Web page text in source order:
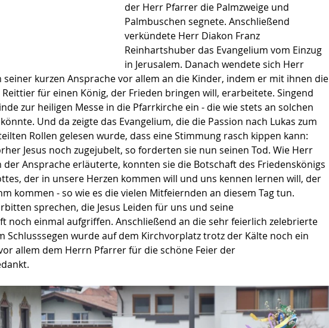
der Herr Pfarrer die Palmzweige und
Palmbuschen segnete. Anschließend
verkündete Herr Diakon Franz
Reinhartshuber das Evangelium vom Einzug
in Jerusalem. Danach wendete sich Herr
seiner kurzen Ansprache vor allem an die Kinder, indem er mit ihnen die
Reittier für einen König, der Frieden bringen will, erarbeitete. Singend
zur heiligen Messe in die Pfarrkirche ein - die wie stets an solchen
Und da zeigte das Evangelium, die die Passion nach Lukas zum
Rollen gelesen wurde, dass eine Stimmung rasch kippen kann:
Jesus noch zugejubelt, so forderten sie nun seinen Tod. Wie Herr
der Ansprache erläuterte, konnten sie die Botschaft des Friedenskönigs
der in unsere Herzen kommen will und uns kennen lernen will, der
kommen - so wie es die vielen Mitfeiernden an diesem Tag tun.
sprechen, die Jesus Leiden für uns und seine
noch einmal aufgriffen. Anschließend an die sehr feierlich zelebrierte
Schlusssegen wurde auf dem Kirchvorplatz trotz der Kälte noch ein
allem dem Herrn Pfarrer für die schöne Feier der